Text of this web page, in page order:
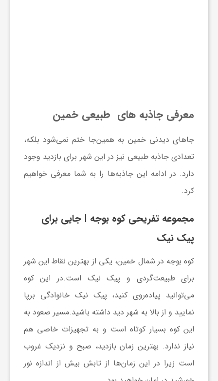
معرفی جاذبه های طبیعی خمین
جاهای دیدنی خمین به همین‌جا ختم نمی‌شود بلکه،
تعدادی جاذبه طبیعی نیز در این شهر برای بازدید وجود
دارد. در ادامه این جاذبه‌ها را به شما معرفی خواهیم
کرد.
مجموعه تفریحی کوه بوجه | جایی برای
پیک نیک
کوه بوجه در شمال خمین، یکی از بهترین نقاط این شهر
برای طبیعت‌گردی و پیک نیک است.در این کوه
می‌توانید پیاده‌روی کنید، پیک نیک خانوادگی برپا
نمایید و از بالا به شهر دید داشته باشید.مسیر صعود به
این کوه بسیار کوتاه است و به تجهیزات خاصی هم
نیاز ندارد. بهترین زمان بازدید، صبح و نزدیک غروب
است زیرا در این زمان‌ها از تابش بیش از اندازه نور